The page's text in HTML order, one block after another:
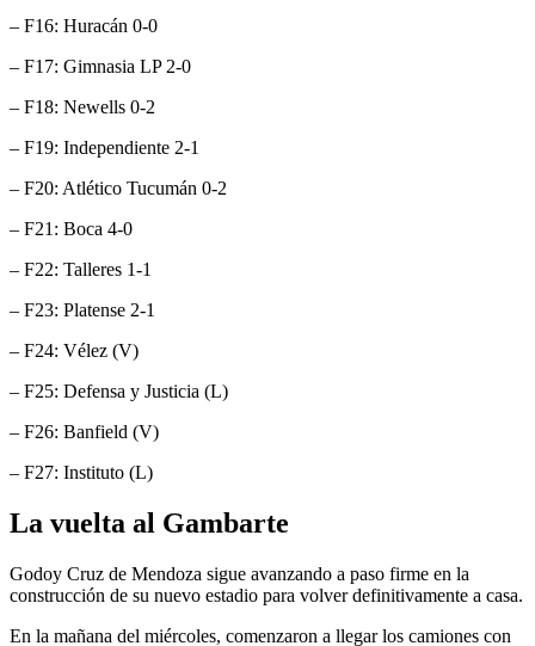
– F16: Huracán 0-0
– F17: Gimnasia LP 2-0
– F18: Newells 0-2
– F19: Independiente 2-1
– F20: Atlético Tucumán 0-2
– F21: Boca 4-0
– F22: Talleres 1-1
– F23: Platense 2-1
– F24: Vélez (V)
– F25: Defensa y Justicia (L)
– F26: Banfield (V)
– F27: Instituto (L)
La vuelta al Gambarte
Godoy Cruz de Mendoza sigue avanzando a paso firme en la
construcción de su nuevo estadio para volver definitivamente a casa.
En la mañana del miércoles, comenzaron a llegar los camiones con